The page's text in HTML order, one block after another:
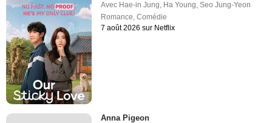
Avec Hae-in Jung, Ha Young,Seo Jung-Yeon
Romance,Comédie
7 août 2026 sur Netflix
Anna Pigeon